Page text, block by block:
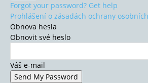
Forgot your password? Get help
Prohlášení o zásadách ochrany
Obnova hesla
Obnovit své heslo
Váš e-mail